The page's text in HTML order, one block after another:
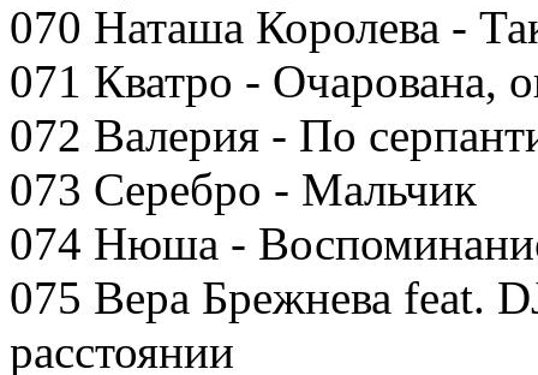
070 Наташа Королева -
071 Кватро - Очарована,
072 Валерия - По
073 Серебро - Мальчик
074 Нюша -
075 Вера Брежнева feat.
расстоянии